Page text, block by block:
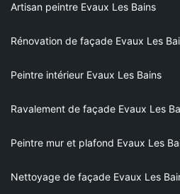
Artisan peintre Evaux Les Bains
Rénovation de façade Evaux Les
Peintre intérieur Evaux Les Bains
Ravalement de façade Evaux Les
Peintre mur et plafond Evaux Les
Nettoyage de façade Evaux Les